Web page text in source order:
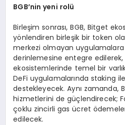
YAŞAM
DIĞER
BGB’nin yeni rolü
Birleşim sonrası, BGB, Bitget
yönlendiren birleşik bir token
merkezi olmayan
derinlemesine entegre
ekosistemlerinde temel bir
DeFi uygulamalarında staking
destekleyecek. Aynı zamanda,
hizmetlerini de güçlendirecek;
çoklu zincirli gas ücret
edilecek.